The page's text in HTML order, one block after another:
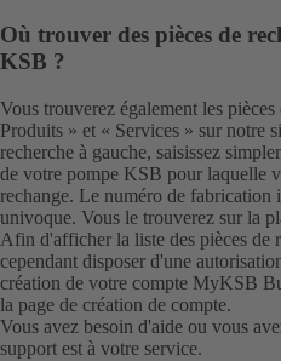
Où trouver des pièces de
KSB ?
Vous trouverez également les pièces
Produits » et « Services » sur notre
recherche à gauche, saisissez
de votre pompe KSB pour laquelle
rechange. Le numéro de
univoque. Vous le trouverez sur la
Afin d'afficher la liste des pièces de
cependant disposer d'une
création de votre compte MyKSB
la page de création de compte.
Vous avez besoin d'aide ou vous
support est à votre service.